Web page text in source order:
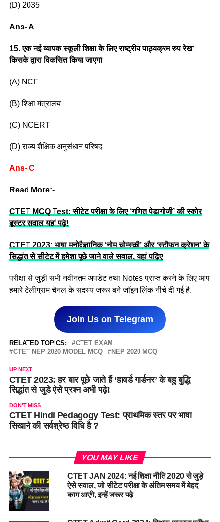
(D) 2035
Ans- A
15. एक नई व्यापक स्कूली शिक्षा के लिए राष्ट्रीय पाठ्यक्रम रुप रेखा
किसके द्वारा विकसित किया जाएगा
(A) NCF
(B) शिक्षा मंत्रालय
(C) NCERT
(D) राज्य शैक्षिक अनुसंधान परिषद
Ans- C
Read More:-
CTET MCQ Test: सीटेट परीक्षा के लिए ‘गणित पेडागोजी’ की स्कोर
बूस्टर सवाल यहां पढ़े!
CTET 2023: भाषा मनोवैज्ञानिक ‘नोम चोम्स्की’ और ‘स्टीफन क्रेशन’ के
सिद्धांत से सीटेट में हमेशा पूछे जाने वाले सवाल, यहां पढ़िए
परीक्षा से जुड़ी सभी नवीनतम अपडेट तथा Notes प्राप्त करने के लिए आप
हमारे टेलीग्राम चैनल के सदस्य जरूर बने जॉइन लिंक नीचे दी गई है.
Join Us on Telegram
RELATED TOPICS:
CTET EXAM
CTET NEP 2020 MODEL MCQ
NEP 2020 MCQ
UP NEXT
CTET 2023: हर बार पूछे जाते हैं ‘हावर्ड गार्डनर’ के बहु बुद्धि
सिद्धांत से जुडे ऐसे प्रश्न अभी पढ़े!
DON'T MISS
CTET Hindi Pedagogy Test: प्राथमिक स्तर पर भाषा
सिखाने की सर्वश्रेष्ठ विधि है ?
YOU MAY LIKE
CTET JAN 2024: नई शिक्षा नीति 2020 से जुड़े
ऐसे सवाल, जो सीटेट परीक्षा के अंतिम समय में बेहद
काम आएंगे, इन्हें जरूर पढ़े